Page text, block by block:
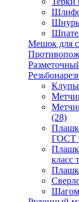
Шнуры
Мешок для
Клупы
(28)
ГОСТ
класс